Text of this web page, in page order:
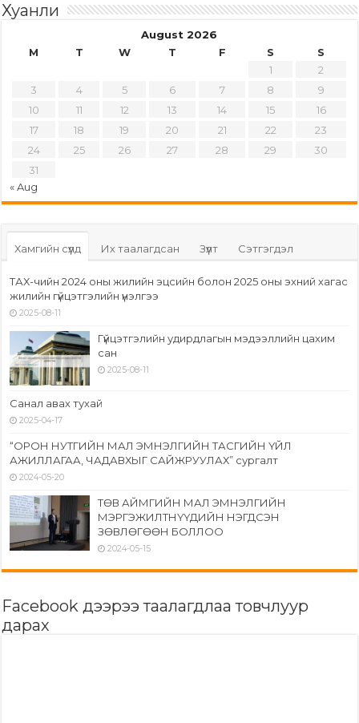
Хуанли
August 2026
M
T W T F S
S
1
2
3
4 5 6 7 8
9
10
11 12 13 14 15
16
17
18 19 20 21 22
23
24
25 26 27 28 29
30
31
« Aug
Хамгийн сүүлд Их таалагдсан Зүүлт Сэтгэгдэл
ТАХ-чийн 2024 оны жилийн эцсийн болон 2025 оны эхний хагас
жилийн гүйцэтгэлийн үнэлгээ
2025-08-11
Гүйцэтгэлийн удирдлагын мэдээллийн цахим
сан
2025-08-11
Санал авах тухай
2025-04-17
“ОРОН НУТГИЙН МАЛ ЭМНЭЛГИЙН ТАСГИЙН ҮЙЛ
АЖИЛЛАГАА, ЧАДАВХЫГ САЙЖРУУЛАХ” сургалт
2024-05-20
ТӨВ АЙМГИЙН МАЛ ЭМНЭЛГИЙН
МЭРГЭЖИЛТНҮҮДИЙН НЭГДСЭН
ЗӨВЛӨГӨӨН БОЛЛОО
2024-05-15
Facebook дээрээ таалагдлаа товчлуур
дарах